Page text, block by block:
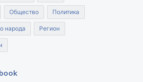
Общество Политика
народа Регион